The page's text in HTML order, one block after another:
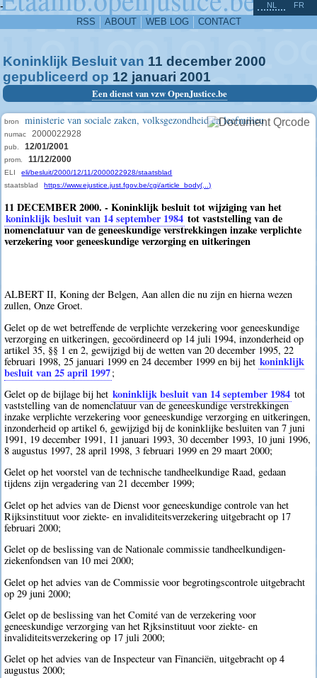
-
RSS ABOUT WEB LOG CONTACT
NL FR
Koninklijk Besluit van 11 december 2000
gepubliceerd op 12 januari 2001
Een dienst van vzw OpenJustice.be
bron ministerie van sociale zaken, volksgezondheid en leefmilieu
numac 2000022928
pub. 12/01/2001
prom. 11/12/2000
ELI
eli/besluit/2000/12/11/2000022928/staatsblad
staatsblad
https://www.ejustice.just.fgov.be/cgi/article_body(...)
11 DECEMBER 2000. - Koninklijk besluit tot wijziging van het
koninklijk besluit van 14 september 1984 tot vaststelling van de
nomenclatuur van de geneeskundige verstrekkingen inzake verplichte
verzekering voor geneeskundige verzorging en uitkeringen
ALBERT II, Koning der Belgen, Aan allen die nu zijn en hierna wezen
zullen, Onze Groet.
Gelet op de wet betreffende de verplichte verzekering voor geneeskundige
verzorging en uitkeringen, gecoördineerd op 14 juli 1994, inzonderheid op
artikel 35, §§ 1 en 2, gewijzigd bij de wetten van 20 december 1995, 22
februari 1998, 25 januari 1999 en 24 december 1999 en bij het koninklijk
besluit van 25 april 1997;
Gelet op de bijlage bij het koninklijk besluit van 14 september 1984 tot
vaststelling van de nomenclatuur van de geneeskundige verstrekkingen
inzake verplichte verzekering voor geneeskundige verzorging en uitkeringen,
inzonderheid op artikel 6, gewijzigd bij de koninklijke besluiten van 7 juni
1991, 19 december 1991, 11 januari 1993, 30 december 1993, 10 juni 1996,
8 augustus 1997, 28 april 1998, 3 februari 1999 en 29 maart 2000;
Gelet op het voorstel van de technische tandheelkundige Raad, gedaan
tijdens zijn vergadering van 21 december 1999;
Gelet op het advies van de Dienst voor geneeskundige controle van het
Rijksinstituut voor ziekte- en invaliditeitsverzekering uitgebracht op 17
februari 2000;
Gelet op de beslissing van de Nationale commissie tandheelkundigen-
ziekenfondsen van 10 mei 2000;
Gelet op het advies van de Commissie voor begrotingscontrole uitgebracht
op 29 juni 2000;
Gelet op de beslissing van het Comité van de verzekering voor
geneeskundige verzorging van het Rjksinstituut voor ziekte- en
invaliditeitsverzekering op 17 juli 2000;
Gelet op het advies van de Inspecteur van Financiën, uitgebracht op 4
augustus 2000;
^